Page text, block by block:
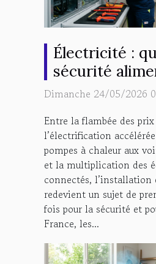
Électricité :
sécurité
performance
Dimanche 24/05/2026
Entre la flambée des prix
l’électrification
pompes à chaleur aux
et la multiplication des
connectés, l’installation
redevient un sujet de
fois pour la sécurité et
France, les...